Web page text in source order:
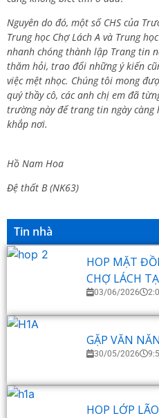
Nguyên do đó, một số CHS của
Trung học Chợ Lách A và Trung
nhanh chóng thành lập Trang tin
thăm hỏi, trao đổi những ý kiến
việc mệt nhọc. Chúng tôi mong
quý thầy cô, các anh chị em đã
trường này để trang tin ngày
khắp nơi.
Hồ Nam Hoa
Đệ thất B (NK63)
Tin nhà
HOP MẶT
CHỢ LÁCH
03/06/2026
GẶP VĂN
30/05/2026
HOP LỚP